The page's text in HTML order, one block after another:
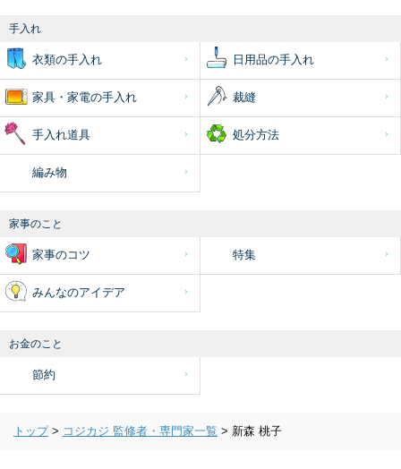
手入れ
衣類の手入れ 日用品の手入れ
家具・家電の手入れ 裁縫
手入れ道具 処分方法
編み物
家事のこと
家事のコツ 特集
みんなのアイデア
お金のこと
節約
トップ > コジカジ 監修者・専門家一覧 > 新森 桃子